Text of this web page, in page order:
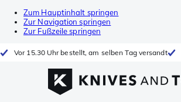
Zum Hauptinhalt springen
Zur Navigation springen
Zur Fußzeile springen
Vor 15.30 Uhr bestellt, am selben Tag versandt